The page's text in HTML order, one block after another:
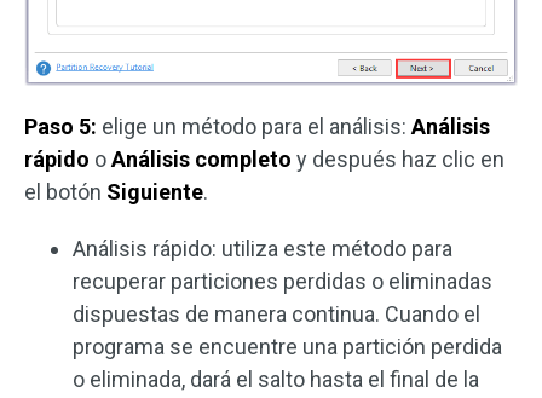
Paso 5: elige un método para el análisis:Análisis
rápido oAnálisis completo y después haz clic en
el botón Siguiente.
Análisis rápido: utiliza este método para
recuperar particiones perdidas o eliminadas
dispuestas de manera continua. Cuando el
programa se encuentre una partición perdida
o eliminada, dará el salto hasta el final de la